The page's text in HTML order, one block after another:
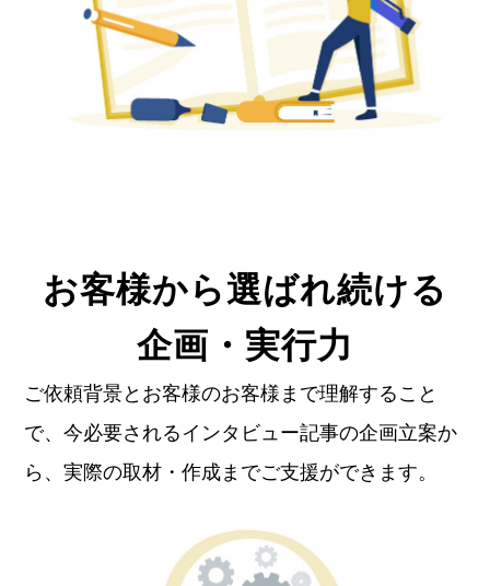
お客様から選ばれ続ける
企画・実行力
ご依頼背景とお客様のお客様まで理解すること
で、今必要されるインタビュー記事の企画立案か
ら、実際の取材・作成までご支援ができます。